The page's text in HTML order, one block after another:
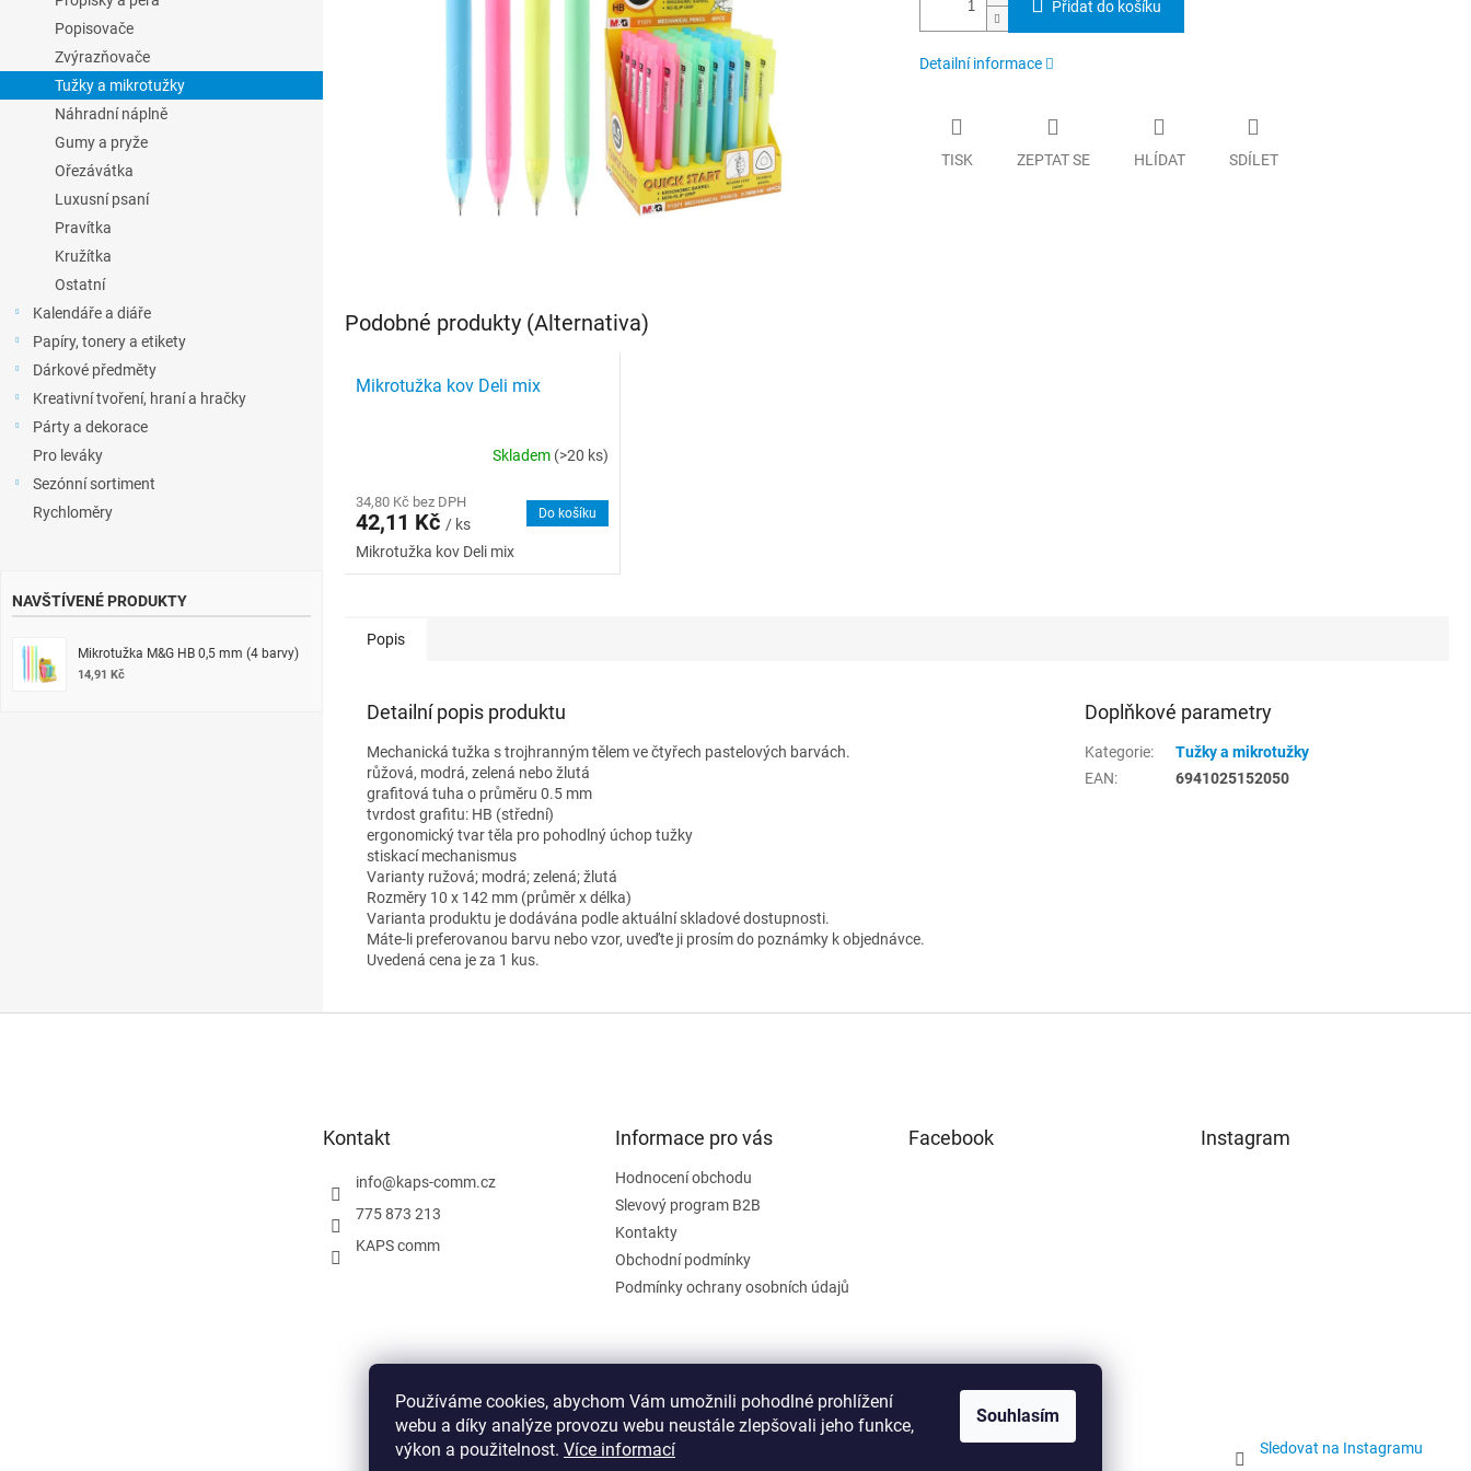
Používáme cookies, abychom Vám umožnili pohodlné prohlížení
webu a díky analýze provozu webu neustále zlepšovali jeho funkce,
výkon a použitelnost. Více informací
Souhlasím
Popisovače
Zvýrazňovače
Tužky a mikrotužky
Náhradní náplně
Gumy a pryže
Ořezávátka
Luxusní psaní
Pravítka
Kružítka
Ostatní
Kalendáře a diáře
Papíry, tonery a etikety
Dárkové předměty
Kreativní tvoření, hraní a hračky
Párty a dekorace
Pro leváky
Sezónní sortiment
Rychloměry
NAVŠTÍVENÉ PRODUKTY
Mikrotužka M&G HB 0,5 mm (4 barvy)
14,91 Kč
Přidat do košíku
Detailní informace
TISK ZEPTAT SE HLÍDAT SDÍLET
Podobné produkty (Alternativa)
Mikrotužka kov Deli mix
Skladem (>20 ks)
34,80 Kč bez DPH
42,11 Kč / ks
Do košíku
Mikrotužka kov Deli mix
Popis
Detailní popis produktu
Mechanická tužka s trojhranným tělem ve čtyřech pastelových barvách.
růžová, modrá, zelená nebo žlutá
grafitová tuha o průměru 0.5 mm
tvrdost grafitu: HB (střední)
ergonomický tvar těla pro pohodlný úchop tužky
stiskací mechanismus
Varianty ružová; modrá; zelená; žlutá
Rozměry 10 x 142 mm (průměr x délka)
Varianta produktu je dodávána podle aktuální skladové dostupnosti.
Máte-li preferovanou barvu nebo vzor, uveďte ji prosím do poznámky k objednávce.
Uvedená cena je za 1 kus.
Doplňkové parametry
Kategorie:
Tužky a mikrotužky
EAN: 6941025152050
Kontakt
info@kaps-comm.cz
775 873 213
KAPS comm
Informace pro vás
Hodnocení obchodu
Slevový program B2B
Kontakty
Obchodní podmínky
Podmínky ochrany osobních údajů
Facebook Instagram
Sledovat na Instagramu